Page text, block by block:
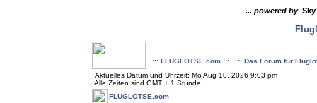
... powered by
...::: FLUGLOTSE.com :::... :: Das Forum für
Aktuelles Datum und Uhrzeit: Mo Aug 10, 2026 9:03 pm
Alle Zeiten sind GMT + 1 Stunde
FLUGLOTSE.com